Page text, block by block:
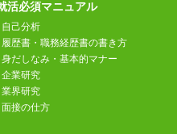
活必須マニュアル
自己分析
履歴書・職務経歴書の書き方
身だしなみ・基本的マナー
企業研究
業界研究
面接の仕方